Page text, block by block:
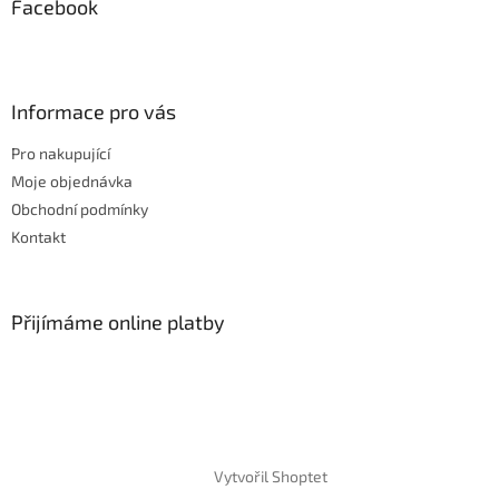
Facebook
Informace pro vás
Pro nakupující
Moje objednávka
Obchodní podmínky
Kontakt
Přijímáme online platby
Vytvořil Shoptet